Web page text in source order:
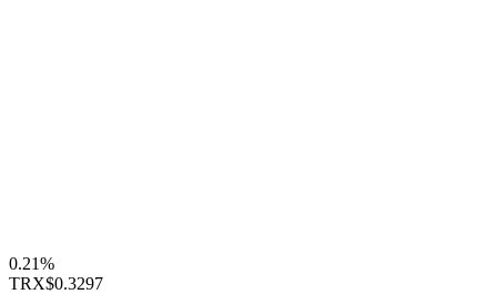
0.21%
TRX$0.3297